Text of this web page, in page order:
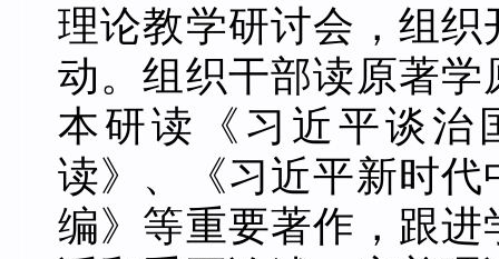
理论教学研讨会，组
动。组织干部读原著
本研读《习近平谈治
读》、《习近平新时
编》等重要著作，跟